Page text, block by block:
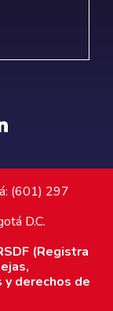
(601) 297
D.C.
(Registra
y derechos de